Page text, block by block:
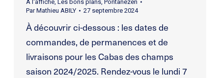
A l'affiche, Les bons plans, Pontanezen
ParMathieu ABILY 27 septembre 2024
À découvrir ci-dessous : les dates de
commandes, de permanences et de
livraisons pour les Cabas des champs
saison 2024/2025. Rendez-vous le lundi 7